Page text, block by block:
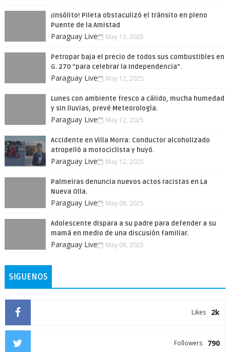
¡Insólito! Pileta obstaculizó el tránsito en pleno
Puente de la Amistad
Paraguay Live May 13, 2025
Petropar baja el precio de todos sus combustibles en
G. 270 “para celebrar la Independencia”.
Paraguay Live May 12, 2025
Lunes con ambiente fresco a cálido, mucha humedad
y sin lluvias, prevé Meteorología.
Paraguay Live May 12, 2025
Accidente en Villa Morra: Conductor alcoholizado
atropelló a motociclista y huyó.
Paraguay Live May 12, 2025
Palmeiras denuncia nuevos actos racistas en La
Nueva Olla.
Paraguay Live May 08, 2025
Adolescente dispara a su padre para defender a su
mamá en medio de una discusión familiar.
Paraguay Live May 08, 2025
SIGUENOS
2k
Likes
790
Followers